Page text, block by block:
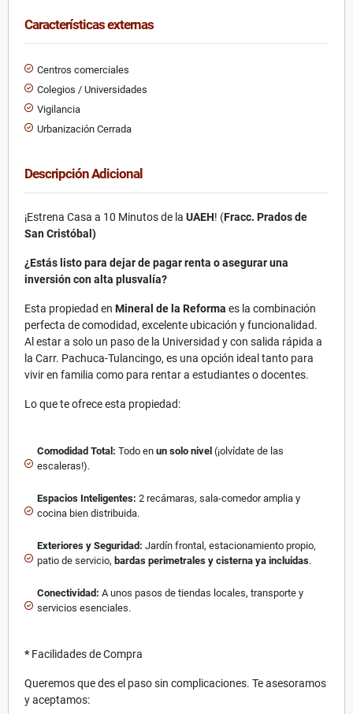
Características externas
Centros comerciales
Colegios / Universidades
Vigilancia
Urbanización Cerrada
Descripción Adicional
¡Estrena Casa a 10 Minutos de la UAEH! (Fracc. Prados de
San Cristóbal)
¿Estás listo para dejar de pagar renta o asegurar una
inversión con alta plusvalía?
Esta propiedad en Mineral de la Reforma es la combinación
perfecta de comodidad, excelente ubicación y funcionalidad.
Al estar a solo un paso de la Universidad y con salida rápida a
la Carr. Pachuca-Tulancingo, es una opción ideal tanto para
vivir en familia como para rentar a estudiantes o docentes.
Lo que te ofrece esta propiedad:
Comodidad Total: Todo en un solo nivel (¡olvídate de las
escaleras!).
Espacios Inteligentes: 2 recámaras, sala-comedor amplia y
cocina bien distribuida.
Exteriores y Seguridad: Jardín frontal, estacionamiento propio,
patio de servicio, bardas perimetrales y cisterna ya incluidas.
Conectividad: A unos pasos de tiendas locales, transporte y
servicios esenciales.
*Facilidades de Compra
Queremos que des el paso sin complicaciones. Te asesoramos
y aceptamos: